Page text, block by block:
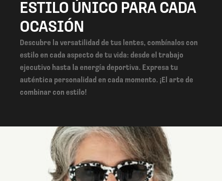
ESTILO ÚNICO PARA CADA
OCASIÓN
Descubre la versatilidad de tus lentes, combínalos con
estilo en cada aspecto de tu vida: desde el trabajo
ejecutivo hasta la energía deportiva. Expresa tu
auténtica personalidad en cada momento. ¡El arte de
combinar con estilo!